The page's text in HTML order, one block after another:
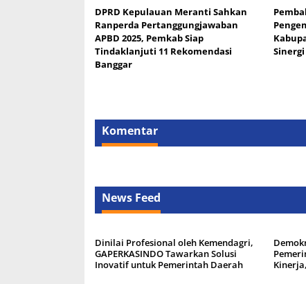
DPRD Kepulauan Meranti Sahkan
Ranperda Pertanggungjawaban
APBD 2025, Pemkab Siap
Tindaklanjuti 11 Rekomendasi
Banggar
Komentar
News Feed
Dinilai Profesional oleh Kemendagri,
GAPERKASINDO Tawarkan Solusi
Inovatif untuk Pemerintah Daerah